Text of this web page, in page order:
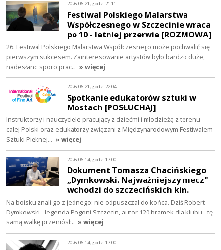
2026-06-21, godz. 21:11
Festiwal Polskiego Malarstwa
Współczesnego w Szczecinie wraca
po 10 - letniej przerwie [ROZMOWA]
26. Festiwal Polskiego Malarstwa Współczesnego może pochwalić się
pierwszym sukcesem. Zainteresowanie artystów było bardzo duże,
nadesłano sporo prac… » więcej
2026-06-21, godz. 22:04
Spotkanie edukatorów sztuki w
Mostach [POSŁUCHAJ]
Instruktorzy i nauczyciele pracujący z dziećmi i młodzieżą z terenu
całej Polski oraz edukatorzy związani z Międzynarodowym Festiwalem
Sztuki Pięknej… » więcej
2026-06-14, godz. 17:00
Dokument Tomasza Chacińskiego
„Dymkowski. Najważniejszy mecz"
wchodzi do szczecińskich kin.
Na boisku znali go z jednego: nie odpuszczał do końca. Dziś Robert
Dymkowski - legenda Pogoni Szczecin, autor 120 bramek dla klubu - tę
samą walkę przeniósł… » więcej
2026-06-14, godz. 17:00